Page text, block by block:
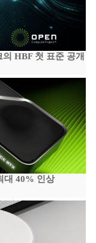
HBF 첫 표준 공개
대 40% 인상